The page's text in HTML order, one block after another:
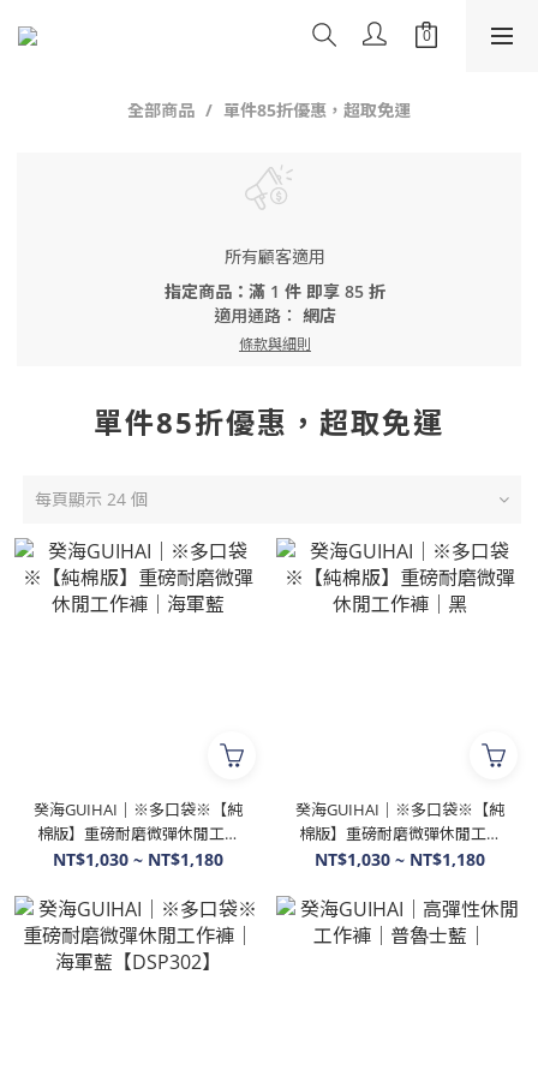
全部商品 單件85折優惠，超取免運
所有顧客適用
指定商品：滿 1 件 即享 85 折
適用通路： 網店
條款與細則
單件85折優惠，超取免運
每頁顯示 24 個
癸海GUIHAI│※多口袋※【純
棉版】重磅耐磨微彈休閒工作
褲│海軍藍
NT$1,030 ~ NT$1,180
癸海GUIHAI│※多口袋※【純
棉版】重磅耐磨微彈休閒工作
褲│黑
NT$1,030 ~ NT$1,180